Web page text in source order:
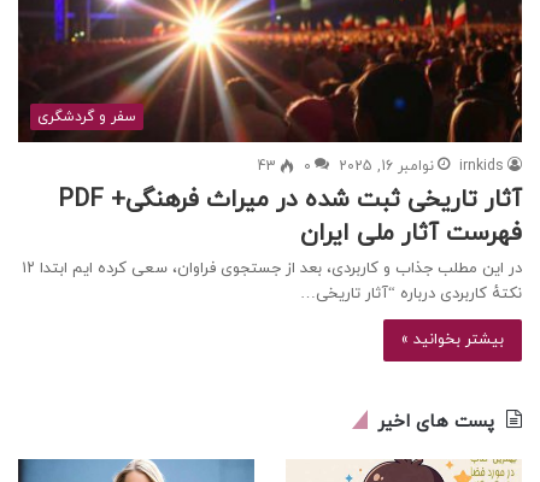
سفر و گردشگری
irnkids نوامبر 16, 2025 0
43
آثار تاریخی ثبت شده در میراث فرهنگی+ PDF
فهرست آثار ملی ایران
در این مطلب جذاب و کاربردی، بعد از جستجوی فراوان، سعی کرده ایم ابتدا ۱۲
نکتهٔ کاربردی درباره “آثار تاریخی…
بیشتر بخوانید »
پست های اخیر